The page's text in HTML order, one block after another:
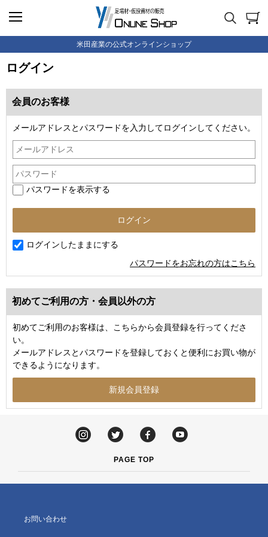
米田産業の公式オンラインショップ
ログイン
会員のお客様
メールアドレスとパスワードを入力してログインしてください。
パスワードを表示する
ログインしたままにする
パスワードをお忘れの方はこちら
初めてご利用の方・会員以外の方
初めてご利用のお客様は、こちらから会員登録を行ってくださ
い。
メールアドレスとパスワードを登録しておくと便利にお買い物が
できるようになります。
PAGE TOP
お問い合わせ